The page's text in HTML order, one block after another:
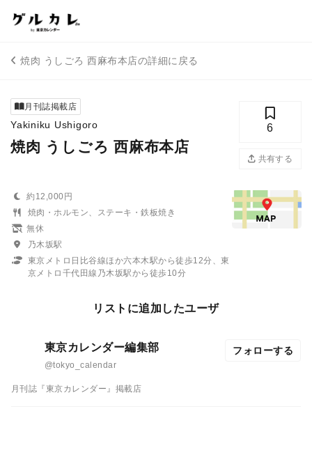
焼肉 うしごろ 西麻布本店の詳細に戻る
月刊誌掲載店
Yakiniku Ushigoro
焼肉 うしごろ 西麻布本店
6
共有する
約12,000円
焼肉・ホルモン、ステーキ・鉄板焼き
無休
乃木坂駅
東京メトロ日比谷線ほか六本木駅から徒歩12分、東
京メトロ千代田線乃木坂駅から徒歩10分
リストに追加したユーザ
東京カレンダー編集部
@tokyo_calendar
フォローする
月刊誌『東京カレンダー』掲載店